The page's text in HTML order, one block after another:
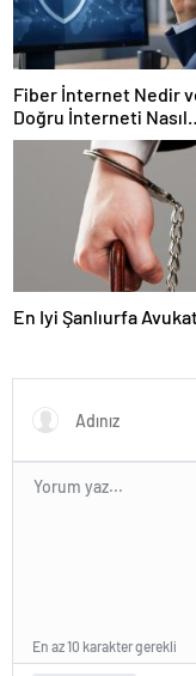
Fiber İnternet Nedir
Doğru İnterneti Nasıl
Seçersiniz
En Iyi Şanlıurfa
En az 10 karakter gerekli